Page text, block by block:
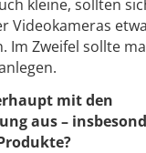
kleine, sollten
Videokameras
Im Zweifel sollte
mit den
aus –